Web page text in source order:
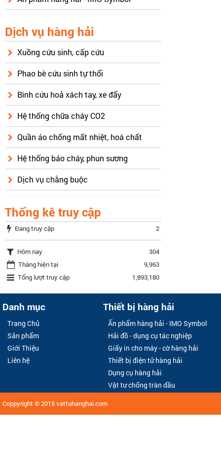
Dịch vụ hàng hải
Xuồng cứu sinh, cấp cứu
Phao bè cứu sinh tự thổi
Bình cứu hoả xách tay, xe đẩy
Hệ thống chữa cháy CO2
Quần áo chống mất nhiệt, hoá chất
Hệ thống báo cháy, phun sương
Dịch vụ chằng buộc
Thống kê truy cập
Đang truy cập 2
Hôm nay
304
Tháng hiện tại
9,963
Tổng lượt truy cập
1,893,180
Danh mục
Trang Chủ
Sản phẩm
Giới Thiệu
Liên hệ
Thiết bị hàng hải
Ấn phẩm hàng hải - IMO Symbol
Hải đồ - dụng cụ tác nghiệp
Giấy in cho máy - cờ hàng hải
Thiết bị điện tử hàng hải
Dụng cụ hàng hải
Vật tư chống tràn dầu
Coppyright © 2015vattuhanghai.com